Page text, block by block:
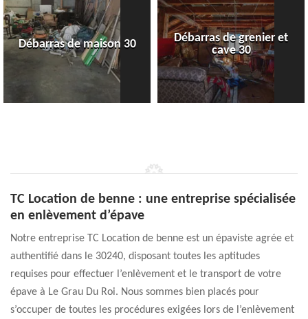
Débarras de maison 30
Débarras de grenier et
cave 30
TC Location de benne : une entreprise spécialisée
en enlèvement d’épave
Notre entreprise TC Location de benne est un épaviste agrée et
authentifié dans le 30240, disposant toutes les aptitudes
requises pour effectuer l’enlèvement et le transport de votre
épave à Le Grau Du Roi. Nous sommes bien placés pour
s’occuper de toutes les procédures exigées lors de l’enlèvement